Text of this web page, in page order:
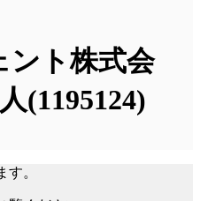
ント株式会
(1195124)
。